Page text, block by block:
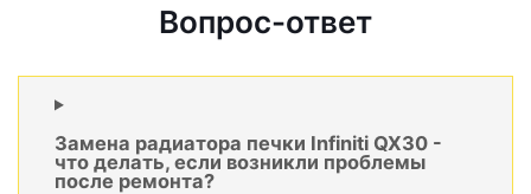
Вопрос-ответ
Замена радиатора печки Infiniti QX30 -
что делать, если возникли проблемы
после ремонта?